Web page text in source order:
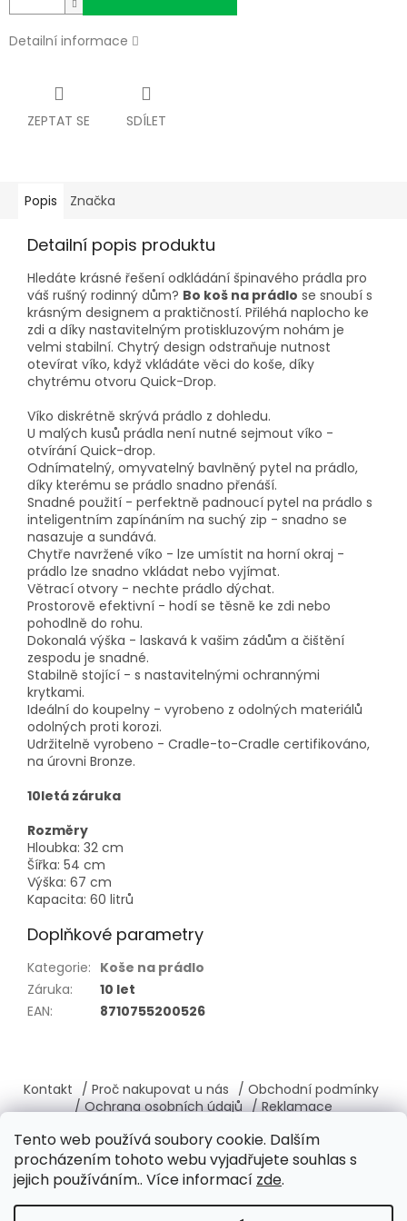
Tento web používá soubory cookie. Dalším
procházením tohoto webu vyjadřujete souhlas s
jejich používáním.. Více informací zde.
Detailní informace
ZEPTAT SE SDÍLET
Popis Značka
Detailní popis produktu
Hledáte krásné řešení odkládání špinavého prádla pro
váš rušný rodinný dům? Bo koš na prádlo se snoubí s
krásným designem a praktičností. Přiléhá naplocho ke
zdi a díky nastavitelným protiskluzovým nohám je
velmi stabilní. Chytrý design odstraňuje nutnost
otevírat víko, když vkládáte věci do koše, díky
chytrému otvoru Quick-Drop.
Víko diskrétně skrývá prádlo z dohledu.
U malých kusů prádla není nutné sejmout víko -
otvírání Quick-drop.
Odnímatelný, omyvatelný bavlněný pytel na prádlo,
díky kterému se prádlo snadno přenáší.
Snadné použití - perfektně padnoucí pytel na prádlo s
inteligentním zapínáním na suchý zip - snadno se
nasazuje a sundává.
Chytře navržené víko - lze umístit na horní okraj -
prádlo lze snadno vkládat nebo vyjímat.
Větrací otvory - nechte prádlo dýchat.
Prostorově efektivní - hodí se těsně ke zdi nebo
pohodlně do rohu.
Dokonalá výška - laskavá k vašim zádům a čištění
zespodu je snadné.
Stabilně stojící - s nastavitelnými ochrannými
krytkami.
Ideální do koupelny - vyrobeno z odolných materiálů
odolných proti korozi.
Udržitelně vyrobeno - Cradle-to-Cradle certifikováno,
na úrovni Bronze.
10letá záruka
Rozměry
Hloubka: 32 cm
Šířka: 54 cm
Výška: 67 cm
Kapacita: 60 litrů
Doplňkové parametry
Kategorie: Koše na prádlo
Záruka:
10 let
EAN: 8710755200526
p
a
Kontakt / Proč nakupovat u nás / Obchodní podmínky
/ Ochrana osobních údajů / Reklamace
Vytvořil Shoptet